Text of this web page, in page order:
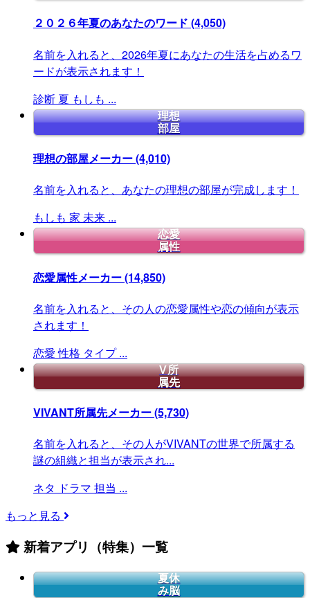
２０２６年夏のあなたのワード (4,050)
名前を入れると、2026年夏にあなたの生活を占めるワ
ードが表示されます！
診断 夏 もしも ...
理想
部屋
理想の部屋メーカー(4,010)
名前を入れると、あなたの理想の部屋が完成します！
もしも 家 未来 ...
恋愛
属性
恋愛属性メーカー(14,850)
名前を入れると、その人の恋愛属性や恋の傾向が表示
されます！
恋愛 性格 タイプ ...
V所
属先
VIVANT所属先メーカー(5,730)
名前を入れると、その人がVIVANTの世界で所属する
謎の組織と担当が表示され...
ネタ ドラマ 担当 ...
もっと見る
新着アプリ（特集）一覧
夏休
み脳